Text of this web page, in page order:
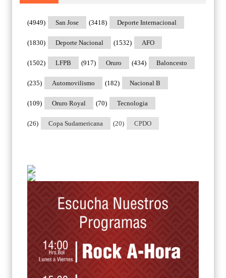
San Jose
(4949) Deporte Internacional
(3418)
Deporte Nacional
(1830) AFO
(1532)
LFPB
(1502) Oruro
(917) Baloncesto
(434)
Automovilismo
(235) Nacional B
(182)
Oruro Royal
(109) Tecnologia
(70)
Copa Sudamericana
(26) CPDO
(20)